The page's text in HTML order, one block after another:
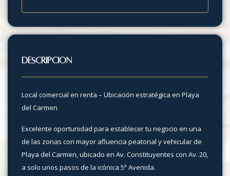
Descripción
Local comercial en renta – Ubicación estratégica en Playa
del Carmen
Excelente oportunidad para establecer tu negocio en una
de las zonas con mayor afluencia peatonal y vehicular de
Playa del Carmen, ubicado en Av. Constituyentes con Av. 20,
a solo unos pasos de la icónica 5ª Avenida.